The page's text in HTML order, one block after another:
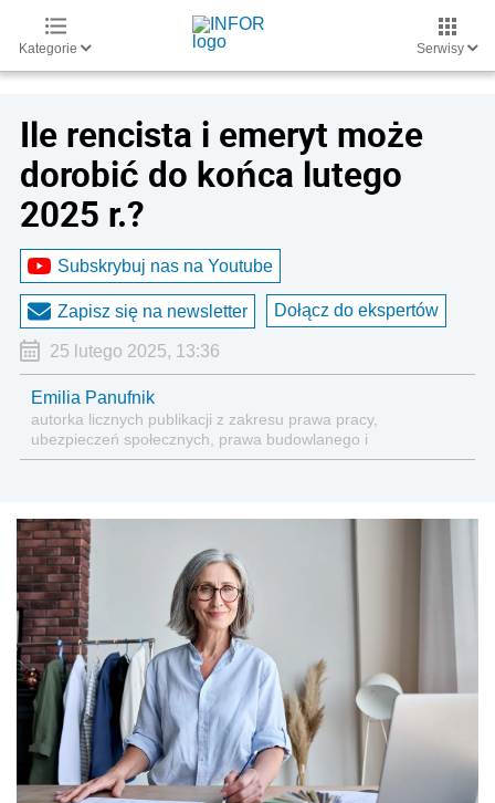
Kategorie Serwisy
Ile rencista i emeryt może
dorobić do końca lutego
2025 r.?
Subskrybuj nas na Youtube
Zapisz się na newsletter Dołącz do ekspertów
25 lutego 2025, 13:36
Emilia Panufnik
autorka licznych publikacji z zakresu prawa pracy,
ubezpieczeń społecznych, prawa budowlanego i
nieruchomości